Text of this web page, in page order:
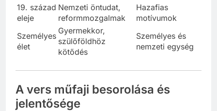
19. század
eleje
Nemzeti öntudat,
reformmozgalmak
Hazafias
motívumok
Személyes
élet
Gyermekkor,
szülőföldhöz
kötődés
Személyes és
nemzeti egység
A vers műfaji besorolása és
jelentősége